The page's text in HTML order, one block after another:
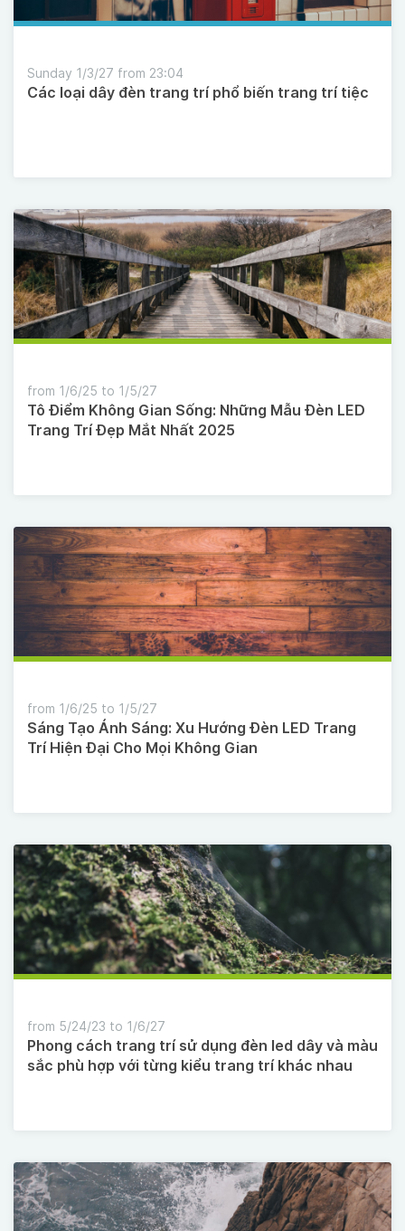
Các loại dây đèn trang trí phổ biến trang trí tiệc
Sunday 1/3/27 from 23:04
Tô Điểm Không Gian Sống: Những Mẫu Đèn LED
Trang Trí Đẹp Mắt Nhất 2025
from 1/6/25 to 1/5/27
Sáng Tạo Ánh Sáng: Xu Hướng Đèn LED Trang
Trí Hiện Đại Cho Mọi Không Gian
from 1/6/25 to 1/5/27
Phong cách trang trí sử dụng đèn led dây và màu
sắc phù hợp với từng kiểu trang trí khác nhau
from 5/24/23 to 1/6/27